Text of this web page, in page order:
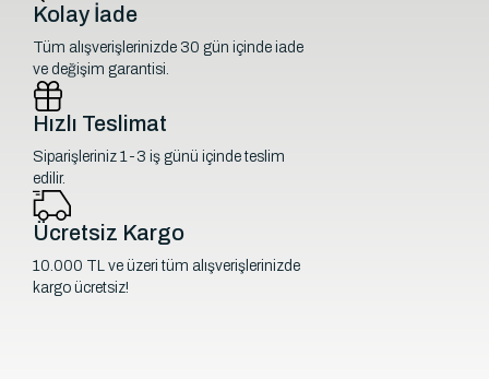
Kolay İade
Tüm alışverişlerinizde 30 gün içinde iade
ve değişim garantisi.
Hızlı Teslimat
Siparişleriniz 1-3 iş günü içinde teslim
edilir.
Ücretsiz Kargo
10.000 TL ve üzeri tüm alışverişlerinizde
kargo ücretsiz!